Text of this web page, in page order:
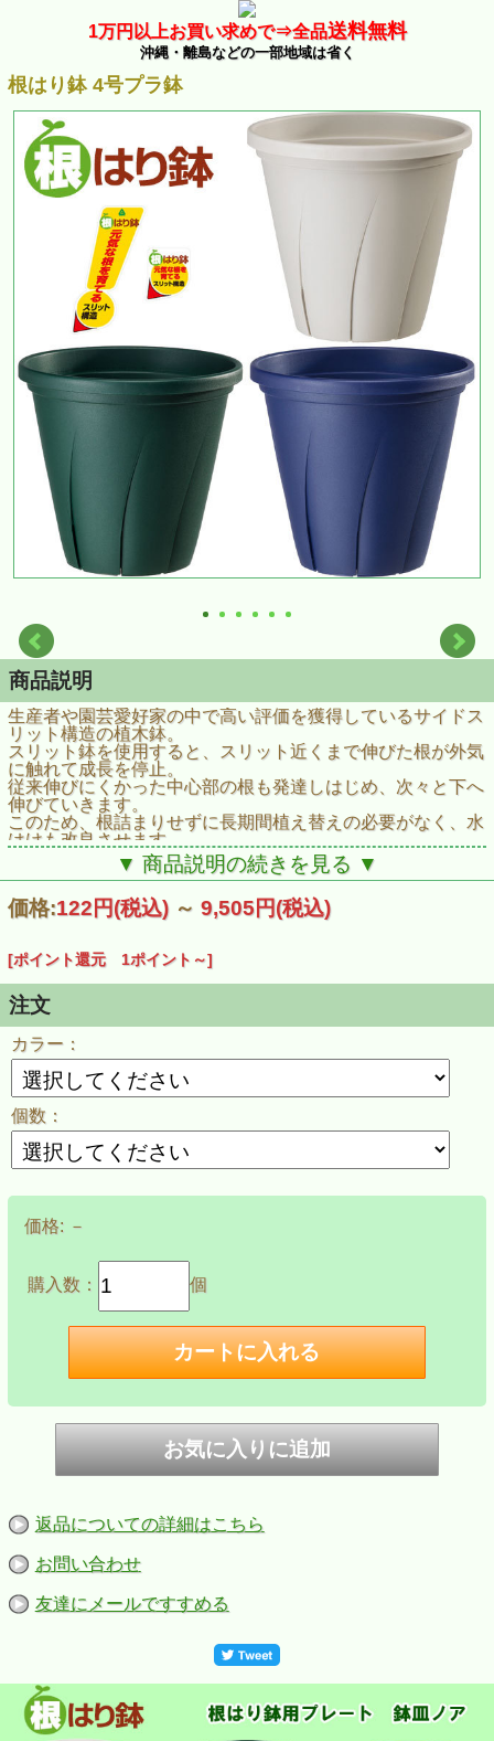
1万円以上お買い求めで⇒全品送料無料
沖縄・離島などの一部地域は省く
根はり鉢 4号プラ鉢
商品説明
生産者や園芸愛好家の中で高い評価を獲得しているサイドス
リット構造の植木鉢。
スリット鉢を使用すると、スリット近くまで伸びた根が外気
に触れて成長を停止。
従来伸びにくかった中心部の根も発達しはじめ、次々と下へ
伸びていきます。
このため、根詰まりせずに長期間植え替えの必要がなく、水
はけも改良させます。
サイズ：直径115×高さ105mm/上部内径約102下部外径約
60mm
土容量：0.40Ｌ
スリット鉢・栽培用・水はけ・ガーデニング・園芸・植え込
み
▼ 商品説明の続きを見る ▼
価格:122円(税込) ～ 9,505円(税込)
[ポイント還元 1ポイント～]
注文
カラー：
個数：
価格:－
購入数： 個
返品についての詳細はこちら
お問い合わせ
友達にメールですすめる